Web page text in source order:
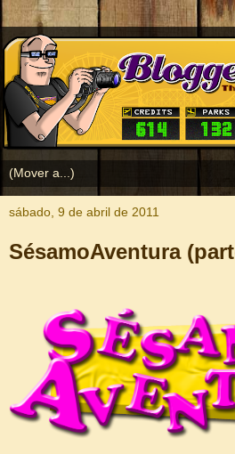
sábado, 9 de abril de 2011
SésamoAventura